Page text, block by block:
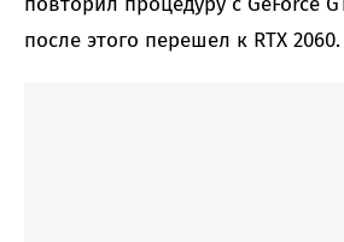
после этого перешел к RTX 2060.